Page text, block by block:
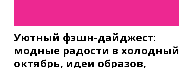
Уютный фэшн-дайджест:
модные радости в холодный
октябрь, идеи образов,